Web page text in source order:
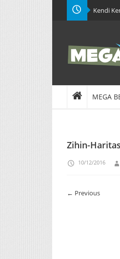
Kendi
MEGA
Zihin-
10/12/2016
← Previous